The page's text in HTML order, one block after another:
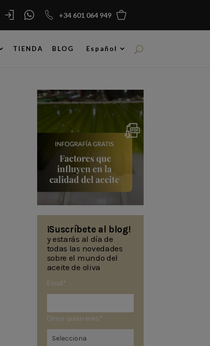
+34 601 064 949
TIENDA BLOG Español
¡Suscríbete al blog!
y estarás al día de
todas las novedades
sobre el mundo del
aceite de oliva
Email *
Dinos quién eres *